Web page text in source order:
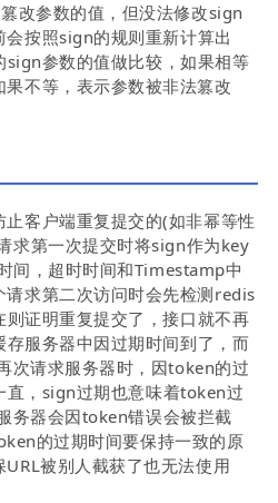
改参数的值，但没法修改sign
按照sign的规则重新计算出
参数的值做比较，如果相等
不等，表示参数被非法篡改
客户端重复提交的(如非幂等性
求第一次提交时将sign作为key
间，超时时间和Timestamp中
求第二次访问时会先检测redis
证明重复提交了，接口就不再
服务器中因过期时间到了，而
次请求服务器时，因token的过
，sign过期也意味着token过
务器会因token错误会被拦截
的过期时间要保持一致的原
被别人截获了也无法使用